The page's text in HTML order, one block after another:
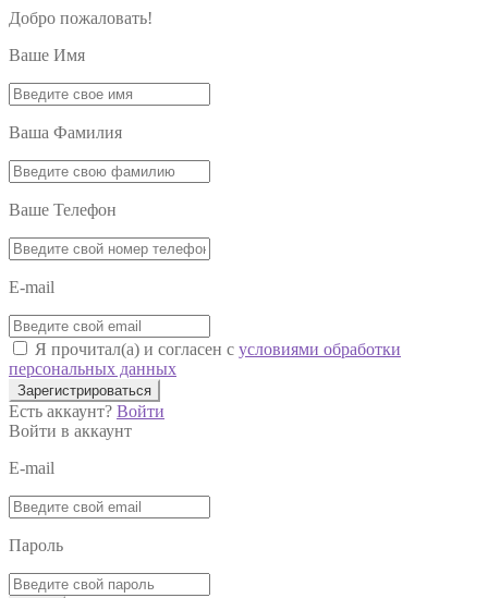
Добро пожаловать!
Ваше Имя
Ваша Фамилия
Ваше Телефон
E-mail
Я прочитал(а) и согласен с условиями обработки
персональных данных
Зарегистрироваться
Есть аккаунт? Войти
Войти в аккаунт
E-mail
Пароль